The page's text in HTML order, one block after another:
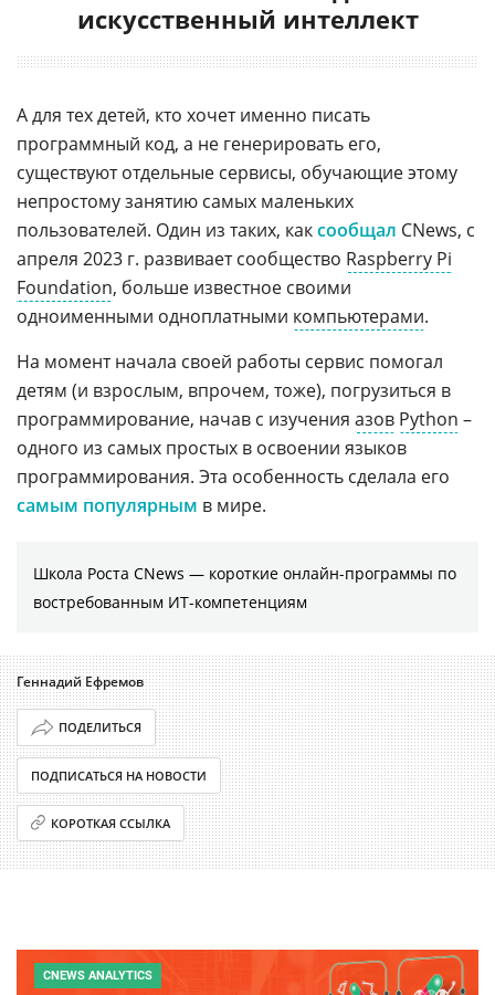
искусственный интеллект
А для тех детей, кто хочет именно писать
программный код, а не генерировать его,
существуют отдельные сервисы, обучающие этому
непростому занятию самых маленьких
пользователей. Один из таких, каксообщал CNews, с
апреля 2023 г. развивает сообщество Raspberry Pi
Foundation, больше известное своими
одноименными одноплатными компьютерами.
На момент начала своей работы сервис помогал
детям (и взрослым, впрочем, тоже), погрузиться в
программирование, начав с изучения азов Python –
одного из самых простых в освоении языков
программирования. Эта особенность сделала его
самым популярным в мире.
Школа Роста CNews — короткие онлайн-программы по
востребованным ИТ-компетенциям
Геннадий Ефремов
ПОДЕЛИТЬСЯ
ПОДПИСАТЬСЯ НА НОВОСТИ
КОРОТКАЯ ССЫЛКА
CNEWS ANALYTICS